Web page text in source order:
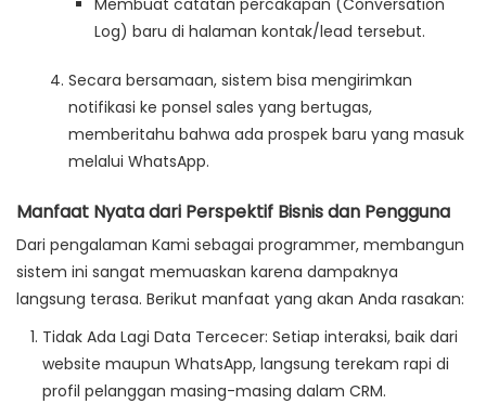
Membuat catatan percakapan (Conversation
Log) baru di halaman kontak/lead tersebut.
Secara bersamaan, sistem bisa mengirimkan
notifikasi ke ponsel sales yang bertugas,
memberitahu bahwa ada prospek baru yang masuk
melalui WhatsApp.
Manfaat Nyata dari Perspektif Bisnis dan Pengguna
Dari pengalaman Kami sebagai programmer, membangun
sistem ini sangat memuaskan karena dampaknya
langsung terasa. Berikut manfaat yang akan Anda rasakan:
Tidak Ada Lagi Data Tercecer: Setiap interaksi, baik dari
website maupun WhatsApp, langsung terekam rapi di
profil pelanggan masing-masing dalam CRM.